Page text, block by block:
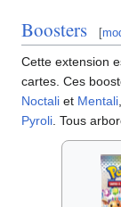
Boosters [
Cette extension
cartes. Ces
Noctali et Mentali
Pyroli . Tous